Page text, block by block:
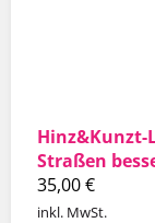
Hinz&Kunzt-
Straßen
35,00€
inkl. MwSt.